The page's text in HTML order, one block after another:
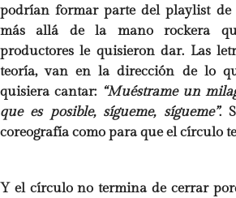
podrían formar parte del playlist de
más allá de la mano rockera
productores le quisieron dar. Las
teoría, van en la dirección de lo
quisiera cantar: “Muéstrame un
que es posible, sígueme, sígueme”.
coreografía como para que el círculo
Y el círculo no termina de cerrar